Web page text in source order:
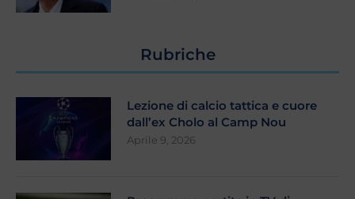
Rubriche
Lezione di calcio tattica e cuore
dall’ex Cholo al Camp Nou
Aprile 9, 2026